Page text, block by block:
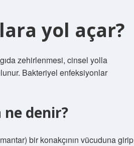
yol açar?
zehirlenmesi, cinsel yolla
Bakteriyel enfeksiyonlar
ne denir?
bir konakçının vücuduna girip